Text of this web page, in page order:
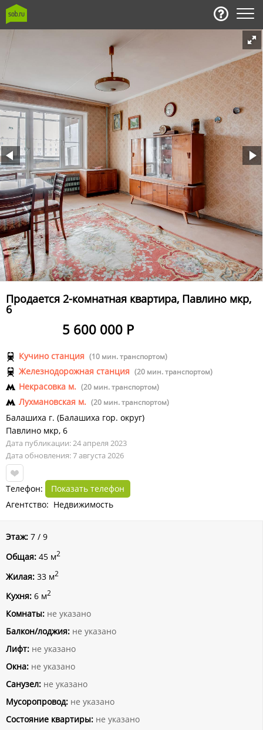
Продается 2-комнатная квартира, Павлино мкр,
6
5 600 000 Р
Кучино станция (10 мин. транспортом)
Железнодорожная станция (20 мин. транспортом)
Некрасовка м. (20 мин. транспортом)
Лухмановская м. (20 мин. транспортом)
Балашиха г. (Балашиха гор. округ)
Павлино мкр, 6
Дата публикации: 24 апреля 2023
Дата обновления: 7 августа 2026
Телефон:
Показать телефон
Агентство: Недвижимость
Этаж: 7 / 9
Общая: 45 м2
Жилая: 33 м2
Кухня: 6 м2
Комнаты: не указано
Балкон/лоджия: не указано
Лифт: не указано
Окна: не указано
Санузел: не указано
Мусоропровод: не указано
Состояние квартиры: не указано